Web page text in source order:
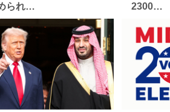
られ…
2300…